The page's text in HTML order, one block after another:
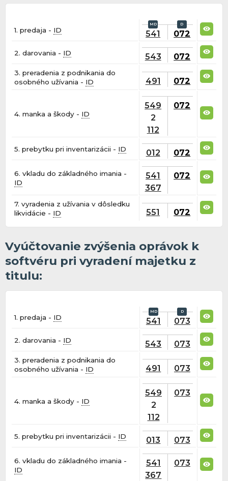
1. predaja - ID 541 072
2. darovania - ID 543 072
3. preradenia z podnikania do
osobného užívania - ID 491 072
4. manka a škody - ID
549
2
112
072
5. prebytku pri inventarizácii - ID 012 072
6. vkladu do základného imania -
ID
541
367
072
7. vyradenia z užívania v dôsledku
likvidácie - ID 551 072
Vyúčtovanie zvýšenia oprávok k
softvéru pri vyradení majetku z
titulu:
1. predaja - ID 541 073
2. darovania - ID 543 073
3. preradenia z podnikania do
osobného užívania - ID 491 073
4. manka a škody - ID
549
2
112
073
5. prebytku pri inventarizácii - ID 013 073
6. vkladu do základného imania -
ID
541
367
073